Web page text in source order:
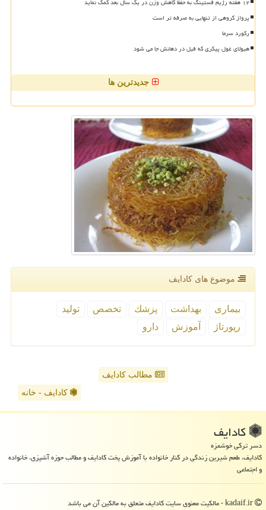
پرواز گروهی از تنهایی به صرفه تر است
رکورد سرما
هیولای غول پیکری که فیل در دهانش جا می شود
جدیدترین ها
موضوع های كادایف
بیماری بهداشت پزشك تخصص
تولید
رپورتاژ
آموزش دارو
مطالب کادایف
کادایف - خانه
كادایف
دسر ترکی خوشمزه
کادایف، طعم شیرین زندگی در کنار خانواده با آموزش پخت کادایف و مطالب حوزه آشپزی، خانواده
و اجتماعی